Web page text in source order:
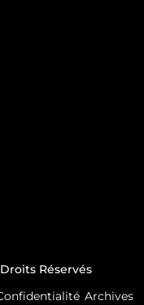
Réservés
Archives